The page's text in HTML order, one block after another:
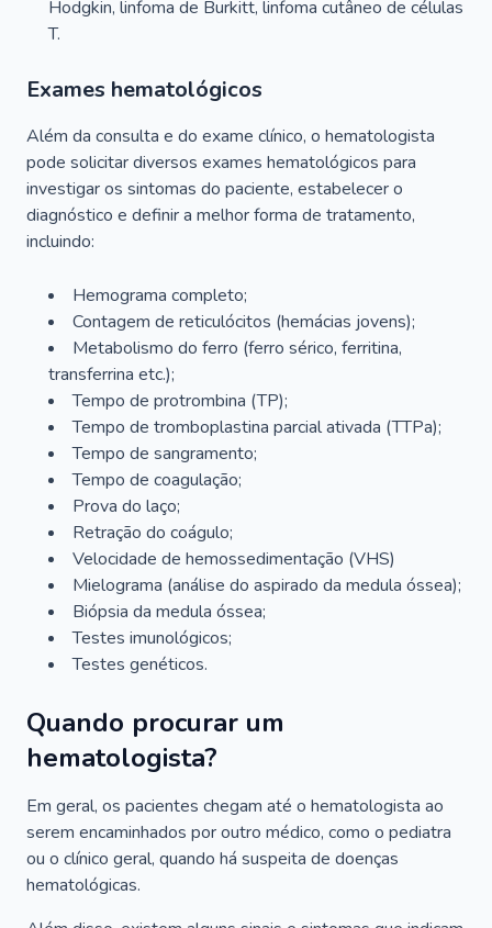
Hodgkin, linfoma de Burkitt, linfoma cutâneo de células
T.
Exames hematológicos
Além da consulta e do exame clínico, o hematologista
pode solicitar diversos exames hematológicos para
investigar os sintomas do paciente, estabelecer o
diagnóstico e definir a melhor forma de tratamento,
incluindo:
Hemograma completo;
Contagem de reticulócitos (hemácias jovens);
Metabolismo do ferro (ferro sérico, ferritina,
transferrina etc.);
Tempo de protrombina (TP);
Tempo de tromboplastina parcial ativada (TTPa);
Tempo de sangramento;
Tempo de coagulação;
Prova do laço;
Retração do coágulo;
Velocidade de hemossedimentação (VHS)
Mielograma (análise do aspirado da medula óssea);
Biópsia da medula óssea;
Testes imunológicos;
Testes genéticos.
Quando procurar um
hematologista?
Em geral, os pacientes chegam até o hematologista ao
serem encaminhados por outro médico, como o pediatra
ou o clínico geral, quando há suspeita de doenças
hematológicas.